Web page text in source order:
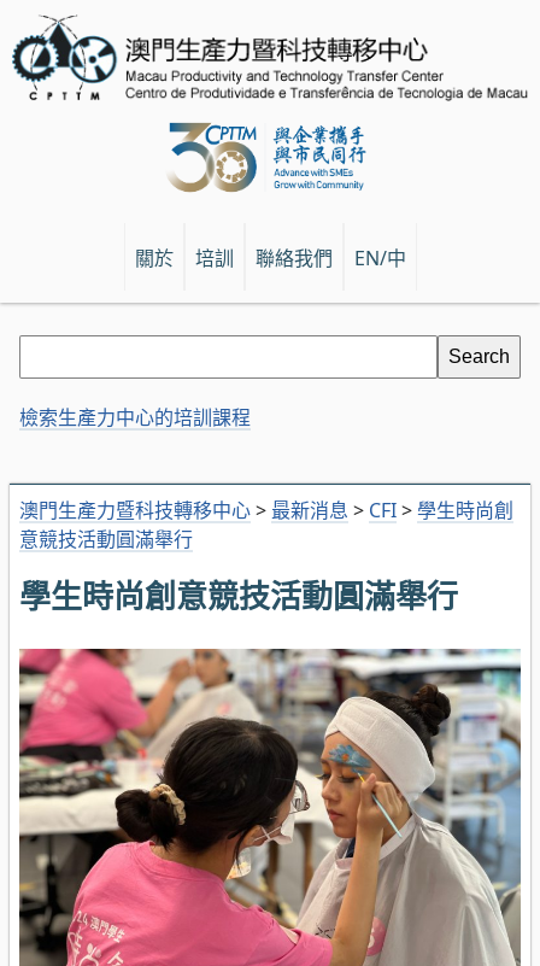
關於 培訓 聯絡我們 EN/中
澳門生產力暨科技轉移中心> 最新消息 > CFI>學生時尚創
意競技活動圓滿舉行
學生時尚創意競技活動圓滿舉行
檢索生產力中心的培訓課程